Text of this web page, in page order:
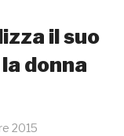
il suo
donna
2015